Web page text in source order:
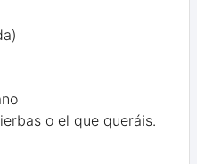
o el que queráis.